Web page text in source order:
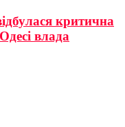
критична
влада